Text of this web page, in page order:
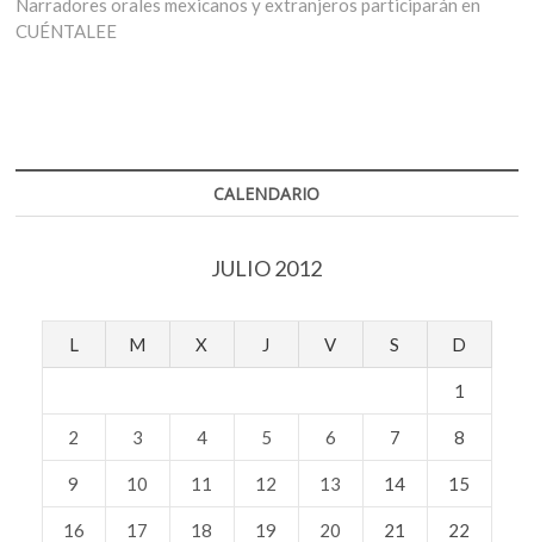
Narradores orales mexicanos y extranjeros participarán en
CUÉNTALEE
CALENDARIO
JULIO 2012
L M X J V S D
1
2 3 4 5 6 7 8
9 10 11 12 13 14 15
16 17 18 19 20 21 22